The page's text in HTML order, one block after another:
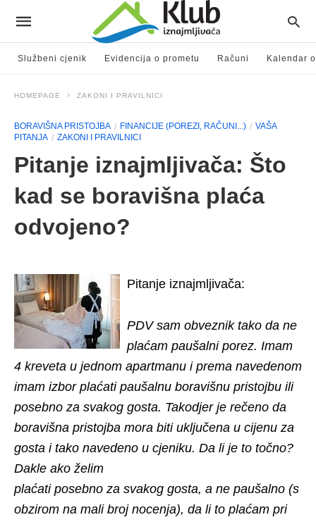
Službeni cjenik Evidencija o prometu Računi Kalendar
HOMEPAGE ZAKONI I PRAVILNICI
BORAVIŠNA PRISTOJBA FINANCIJE (POREZI, RAČUNI...)
VAŠA
PITANJA
ZAKONI I PRAVILNICI
Pitanje iznajmljivača: Što
kad se boravišna plaća
odvojeno?
Pitanje iznajmljivača:
PDV sam obveznik tako da ne
plaćam paušalni porez. Imam
4 kreveta u jednom apartmanu i prema navedenom
imam izbor plaćati paušalnu boravišnu pristojbu ili
posebno za svakog gosta. Takodjer je rečeno da
boravišna pristojba mora biti uključena u cijenu za
gosta i tako navedeno u cjeniku. Da li je to točno?
Dakle ako želim
plaćati posebno za svakog gosta, a ne paušalno (s
obzirom na mali broj nocenja), da li to plaćam pri